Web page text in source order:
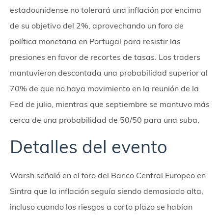
estadounidense no tolerará una inflación por encima
de su objetivo del 2%, aprovechando un foro de
política monetaria en Portugal para resistir las
presiones en favor de recortes de tasas. Los traders
mantuvieron descontada una probabilidad superior al
70% de que no haya movimiento en la reunión de la
Fed de julio, mientras que septiembre se mantuvo más
cerca de una probabilidad de 50/50 para una suba.
Detalles del evento
Warsh señaló en el foro del Banco Central Europeo en
Sintra que la inflación seguía siendo demasiado alta,
incluso cuando los riesgos a corto plazo se habían